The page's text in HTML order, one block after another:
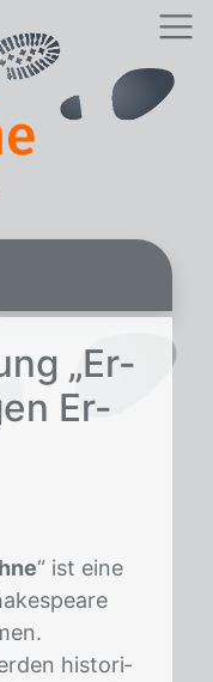
„Er­
Er­
“ ist eine
his­to­ri­